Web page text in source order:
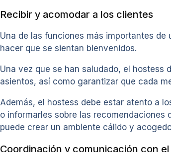
Recibir y acomodar a los clientes
Una de las funciones más importantes
hacer que se sientan bienvenidos.
Una vez que se han saludado, el hostess
asientos, así como garantizar que cada
Además, el hostess debe estar atento a
o informarles sobre las recomendaciones
puede crear un ambiente cálido y
Coordinación y comunicación con